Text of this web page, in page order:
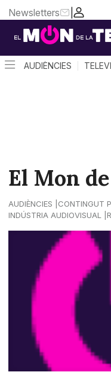
|
Newsletters
AUDIÈNCIES
El Mon
AUDIÈNCIES
CONTINGUT
INDÚSTRIA AUDIOVISUAL